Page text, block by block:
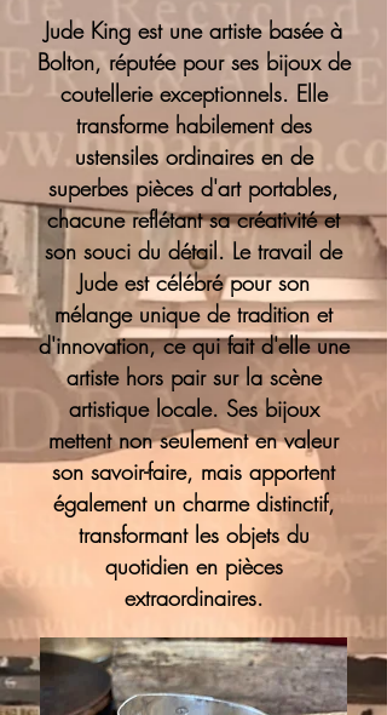
Jude King est une artiste basée à
Bolton, réputée pour ses bijoux de
coutellerie exceptionnels. Elle
transforme habilement des
ustensiles ordinaires en de
superbes pièces d'art portables,
chacune reflétant sa créativité et
son souci du détail. Le travail de
Jude est célébré pour son
mélange unique de tradition et
d'innovation, ce qui fait d'elle une
artiste hors pair sur la scène
artistique locale. Ses bijoux
mettent non seulement en valeur
son savoir-faire, mais apportent
également un charme distinctif,
transformant les objets du
quotidien en pièces
extraordinaires.